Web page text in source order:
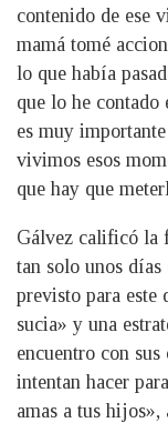
contenido de ese
mamá tomé
lo que había
que lo he contado
es muy
vivimos esos
que hay que
Gálvez calificó la
tan solo unos
previsto para
sucia» y una
encuentro con
intentan hacer
amas a tus hijos»,